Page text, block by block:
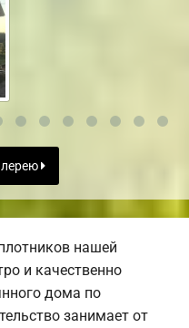
нашей
и качественно
дома по
занимает от